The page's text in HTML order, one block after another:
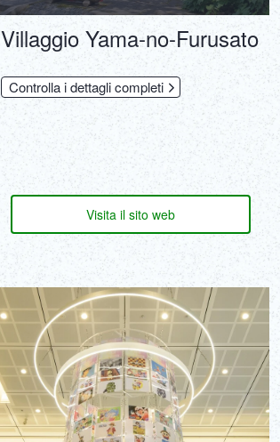
Villaggio Yama-no-Furusato
Controlla i dettagli completi
Visita il sito web